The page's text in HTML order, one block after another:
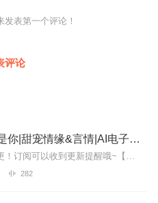
表第一个评论！
评论
影帝宠妻，缘来是你|甜宠情缘&言情|AI电子书
日更5集，不定期爆更！订阅可以收到更新提醒哦~【内容简介】：Dio摄影工作室苏梓琳安静地坐在面试房间门外，眼睛一直盯着手掌的纹路出神：这是她最后一次机会了吧，...
282